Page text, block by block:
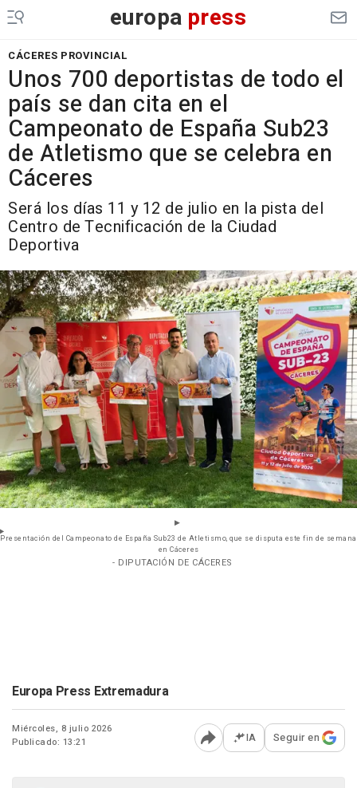
europa press
CÁCERES PROVINCIAL
Unos 700 deportistas de todo el
país se dan cita en el
Campeonato de España Sub23
de Atletismo que se celebra en
Cáceres
Será los días 11 y 12 de julio en la pista del
Centro de Tecnificación de la Ciudad
Deportiva
Presentación del Campeonato de España Sub23 de Atletismo, que se disputa este fin de semana
en Cáceres
- DIPUTACIÓN DE CÁCERES
Europa Press Extremadura
Miércoles, 8 julio 2026
Publicado: 13:21
Abrir opciones para
IA Seguir en